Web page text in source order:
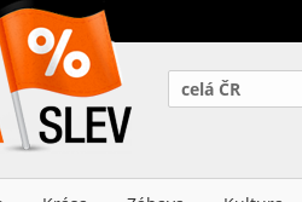
celá ČR